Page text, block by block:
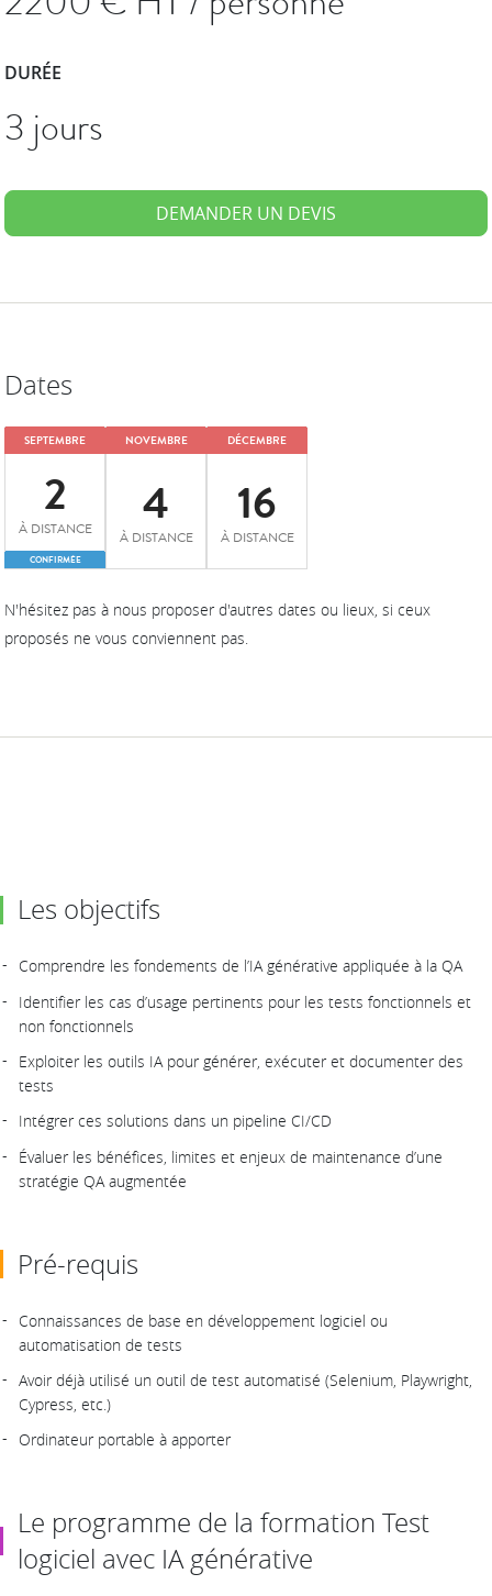
DURÉE
3 jours
DEMANDER UN DEVIS
Dates
SEPTEMBRE
2
À DISTANCE
CONFIRMÉE
NOVEMBRE
4
À DISTANCE
DÉCEMBRE
16
À DISTANCE
N'hésitez pas à nous proposer d'autres dates ou lieux, si ceux
proposés ne vous conviennent pas.
Les objectifs
Comprendre les fondements de l’IA générative appliquée à la QA
Identifier les cas d’usage pertinents pour les tests fonctionnels et
non fonctionnels
Exploiter les outils IA pour générer, exécuter et documenter des
tests
Intégrer ces solutions dans un pipeline CI/CD
Évaluer les bénéfices, limites et enjeux de maintenance d’une
stratégie QA augmentée
Pré-requis
Connaissances de base en développement logiciel ou
automatisation de tests
Avoir déjà utilisé un outil de test automatisé (Selenium, Playwright,
Cypress, etc.)
Ordinateur portable à apporter
Le programme de la formation Test
logiciel avec IA générative